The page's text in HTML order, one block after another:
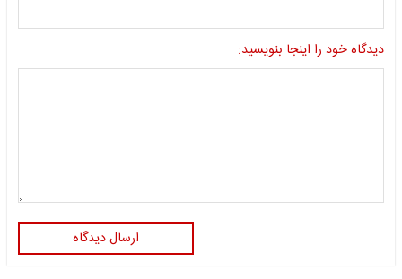
دیدگاه خود را اینجا بنویسید:
ارسال دیدگاه